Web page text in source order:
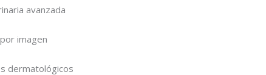
avanzada
imagen
dermatológicos